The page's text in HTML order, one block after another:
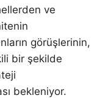
ve
görüşlerinin,
bir şekilde
bekleniyor.